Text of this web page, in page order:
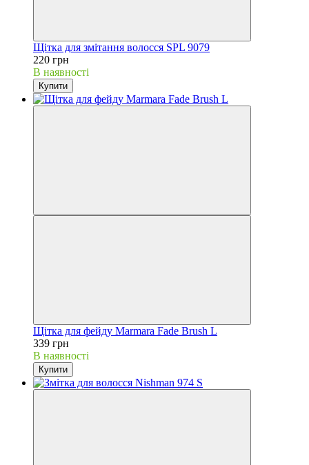
Щітка для змітання волосся SPL 9079
220 грн
В наявності
Купити
Щітка для фейду Marmara Fade Brush L
339 грн
В наявності
Купити